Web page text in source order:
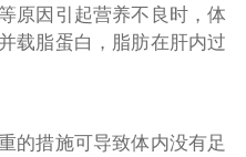
原因引起营养不良时，体
载脂蛋白，脂肪在肝内过
的措施可导致体内没有足